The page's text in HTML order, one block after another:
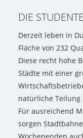
DIE
Derzeit leben in
Fläche von 232
Diese recht hohe
Städte mit einer
natürliche
Für ausreichend
sorgen